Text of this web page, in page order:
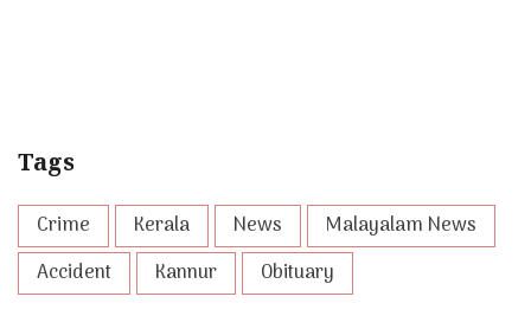
Tags
Crime Kerala News
Malayalam News
Accident
Kannur Obituary